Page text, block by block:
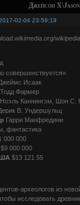
Джейсон
02-04 23:59:19
совершенствуется»
Исаак
Тодд Фармер
Ноэль Каннингэм, Шон С.
В. Ундершульц
Гарри Манфредини
фантастика
000 000
$9 000 000
$13 121 55
археологов из
исследовать